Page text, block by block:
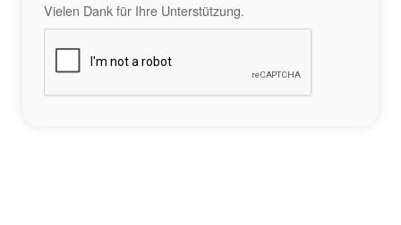
Vielen Dank für Ihre Unterstützung.